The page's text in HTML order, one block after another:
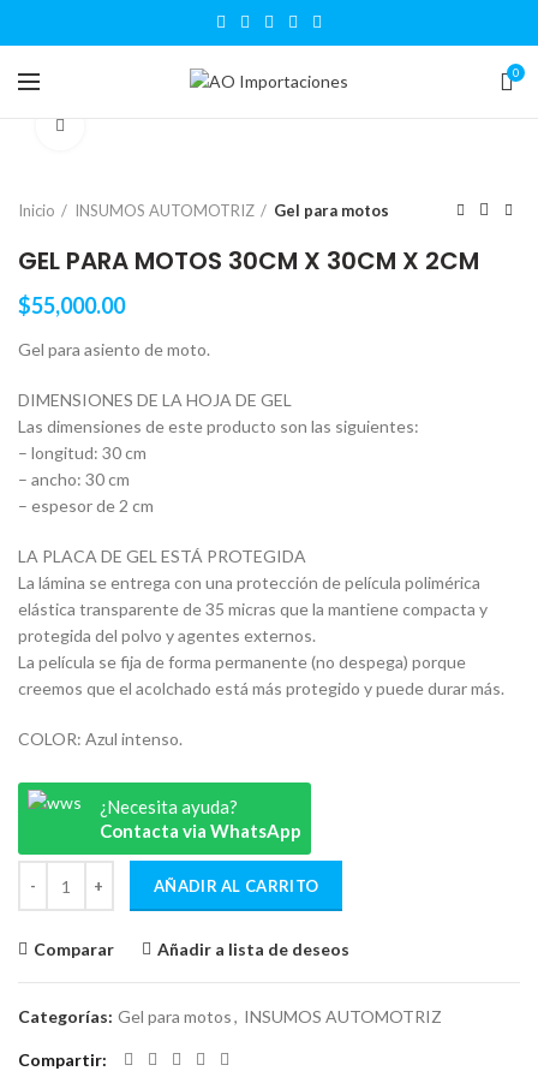
0
Inicio INSUMOS AUTOMOTRIZ Gel para motos
GEL PARA MOTOS 30CM X 30CM X 2CM
$55,000.00
Gel para asiento de moto.
DIMENSIONES DE LA HOJA DE GEL
Las dimensiones de este producto son las siguientes:
– longitud: 30 cm
– ancho: 30 cm
– espesor de 2 cm
LA PLACA DE GEL ESTÁ PROTEGIDA
La lámina se entrega con una protección de película polimérica
elástica transparente de 35 micras que la mantiene compacta y
protegida del polvo y agentes externos.
La película se fija de forma permanente (no despega) porque
creemos que el acolchado está más protegido y puede durar más.
COLOR: Azul intenso.
¿Necesita ayuda?
Contacta via WhatsApp
AÑADIR AL CARRITO
Comparar Añadir a lista de deseos
Categorías: Gel para motos, INSUMOS AUTOMOTRIZ
Compartir